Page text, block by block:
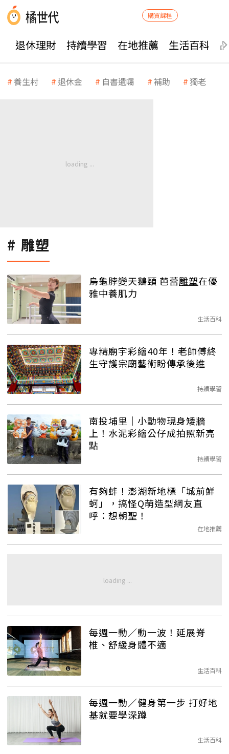
購買課程
退休理財 持續學習 在地推薦 生活百科
養生村 退休金 自書遺囑 補助 獨老
雕塑
烏龜脖變天鵝頸 芭蕾雕塑在優
雅中養肌力
生活百科
專精廟宇彩繪40年！老師傅終
生守護宗廟藝術盼傳承後進
持續學習
南投埔里│小動物現身矮牆
上！水泥彩繪公仔成拍照新亮
點
持續學習
有夠蚌！澎湖新地標「城前鮮
蚵」，搞怪Q萌造型網友直
呼：想朝聖！
在地推薦
每週一動／動一波！延展脊
椎、舒緩身體不適
生活百科
每週一動／健身第一步 打好地
基就要學深蹲
生活百科